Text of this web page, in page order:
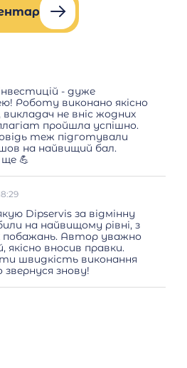
- дуже
Роботу виконано якісно
не вніс жодних
пройшла успішно.
теж підготували
на найвищий бал.
💪
Dipservis за відмінну
на найвищому рівні, з
побажань. Автор уважно
вносив правки.
швидкість виконання
знову!